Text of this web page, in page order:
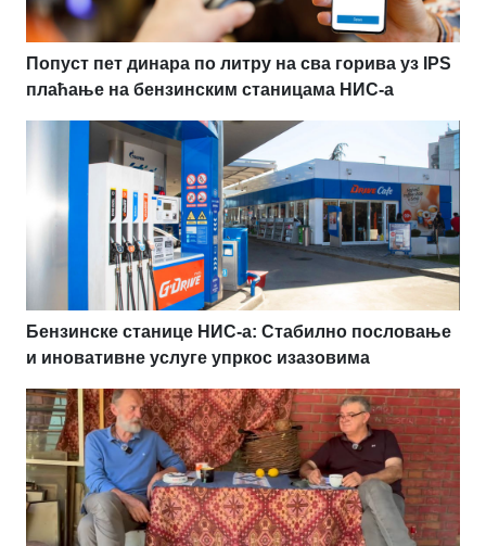
Попуст пет динара по литру на сва горива уз IPS
плаћање на бензинским станицама НИС-а
Бензинске станице НИС-а: Стабилно пословање
и иновативне услуге упркос изазовима